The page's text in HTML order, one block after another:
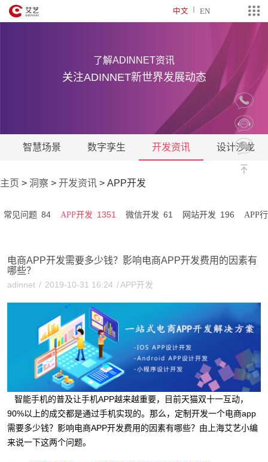
中文 EN
了解ADINNET资讯
关注ADINNET新世界发展动态
智慧场景 数字孪生 开发资讯 设计沙龙
主页 > 洞察 > 开发资讯 > APP开发
常见问题 84 APP开发 1351 微信开发 61 网站开发 196 APP
电商APP开发需要多少钱？影响电商APP开发费用的因素有
哪些？
adinnet / 2019-10-31 16:24 /APP开发
智能手机的普及让手机APP越来越重要，目前天猫双十一互动，
90%以上的成交都是通过手机实现的。那么，定制开发一个电商app
需要多少钱？影响电商APP开发费用的因素有哪些？由上海艾艺小编
来说一下这两个问题。